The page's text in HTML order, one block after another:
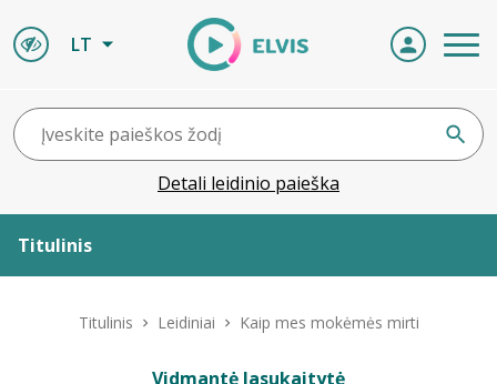
LT
Detali leidinio paieška
Titulinis
Titulinis Leidiniai Kaip mes mokėmės mirti
Vidmantė Jasukaitytė